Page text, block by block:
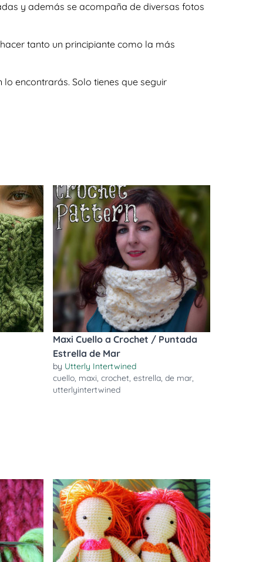
y además se acompaña de diversas fotos
tanto un principiante como la más
encontrarás. Solo tienes que seguir
Maxi Cuello a Crochet / Puntada
Estrella de Mar
by Utterly Intertwined
cuello, maxi, crochet, estrella, de mar,
utterlyintertwined